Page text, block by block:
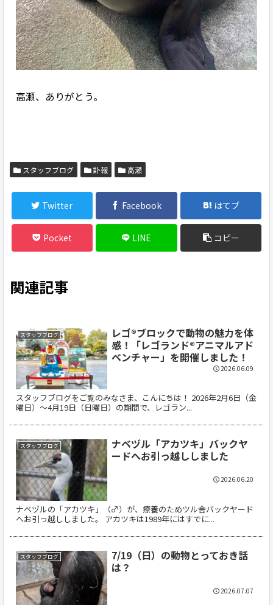
高瀬、ありがとう。
スタッフブログ 訃報 高瀬
Twitter Facebook はてブ
Pocket LINE コピー
関連記事
スタッフブログ
レゴ®ブロックで動物の魅力を体
感！「レゴランド®アニマルアド
ベンチャー」を開催しました！
スタッフブログをご覧のみなさま、こんにちは！ 2026年2月6日（金
曜日）〜4月19日（日曜日）の期間で、レゴラン...
2026.06.09
スタッフブログ
ナベヅル「アカツキ」バックヤ
ードへお引っ越ししました
ナベヅルの「アカツキ」（♂）が、療養のためツル舎バックヤード
へお引っ越ししました。 アカツキは1989年にはすでに...
2026.06.20
スタッフブログ
7/19（日）の動物とっておき話
は？
2026.07.07